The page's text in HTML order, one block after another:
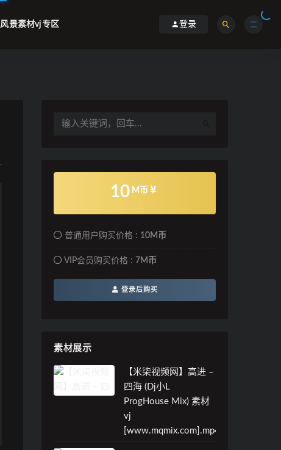
风景素材vj专区 登录
10 M币
普通用户购买价格 : 10M币
VIP会员购买价格 : 7M币
登录后购买
素材展示
【米柒视频网】高进 –
四海 (Dj小L
ProgHouse Mix) 素材
vj
[www.mqmix.com].mp4